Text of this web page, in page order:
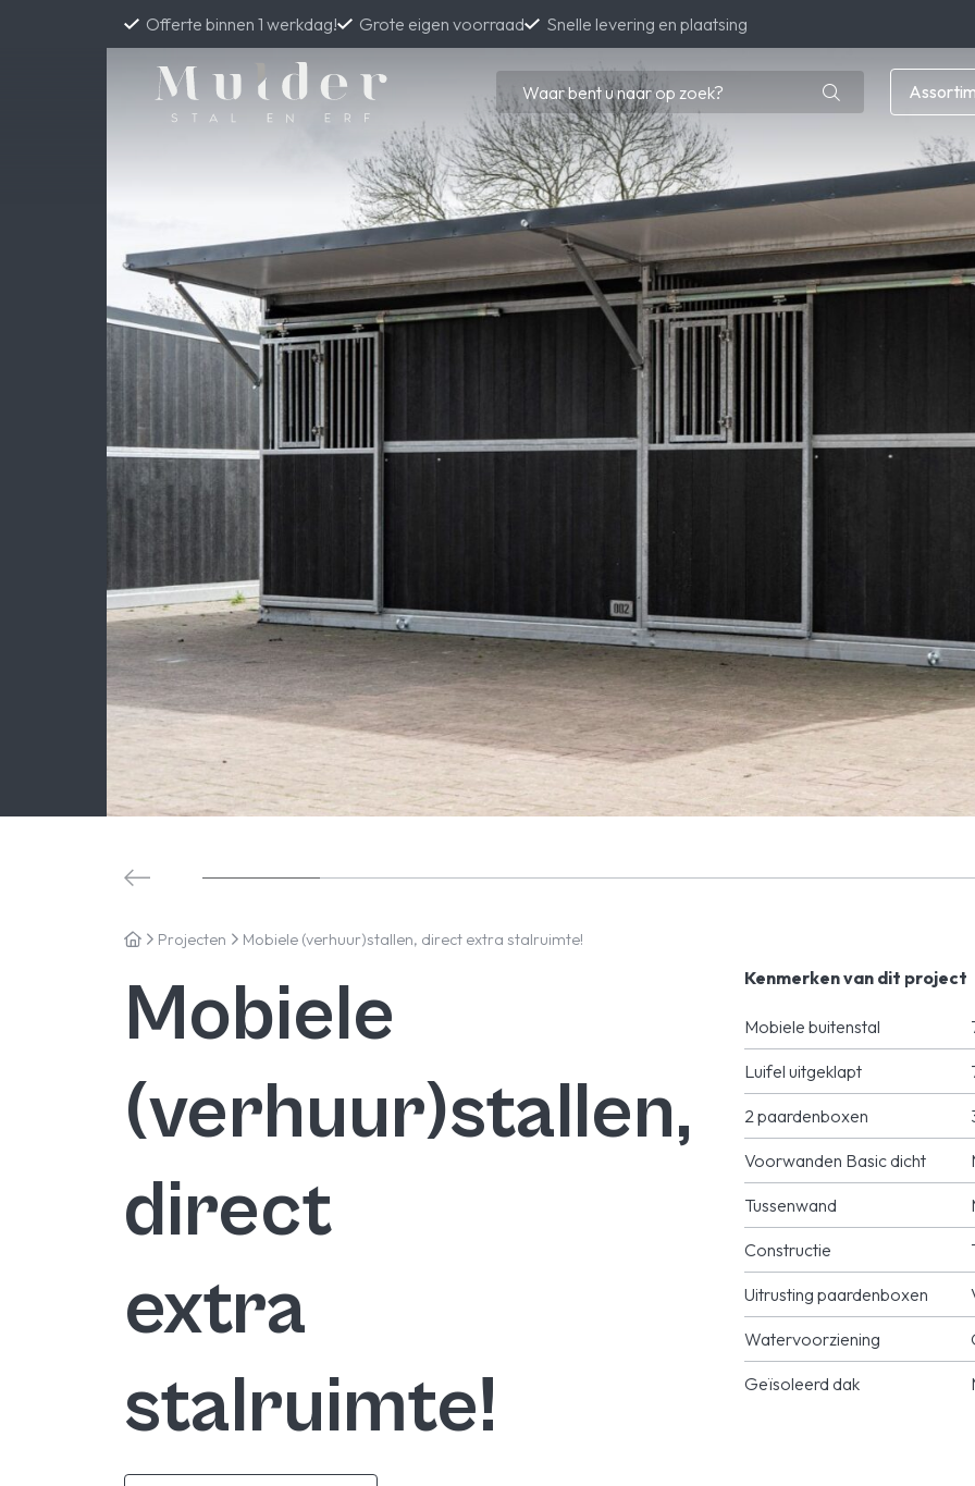
Offerte binnen 1 werkdag! Grote eigen voorraad Snelle levering en plaatsing
Projecten Mobiele (verhuur)stallen, direct extra stalruimte!
Mobiele
(verhuur)stallen,
direct
extra
stalruimte!
Kenmerken van dit project
Mobiele buitenstal
Luifel uitgeklapt
2 paardenboxen
Voorwanden Basic dicht
Tussenwand
Constructie
Uitrusting paardenboxen
Watervoorziening
Geïsoleerd dak